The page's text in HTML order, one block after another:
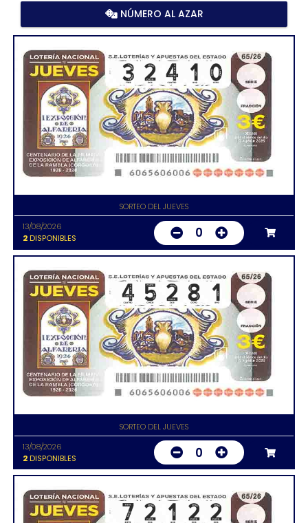
NÚMERO AL AZAR
SORTEO DEL JUEVES
13/08/2026
2DISPONIBLES 0
SORTEO DEL JUEVES
13/08/2026
2DISPONIBLES 0